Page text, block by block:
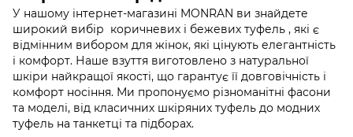
У нашому інтернет-магазині MONRAN ви знайдете
широкий вибір коричневих і бежевих туфель , які є
відмінним вибором для жінок, які цінують елегантність
і комфорт. Наше взуття виготовлено з натуральної
шкіри найкращої якості, що гарантує її довговічність і
комфорт носіння. Ми пропонуємо різноманітні фасони
та моделі, від класичних шкіряних туфель до модних
туфель на танкетці та підборах.